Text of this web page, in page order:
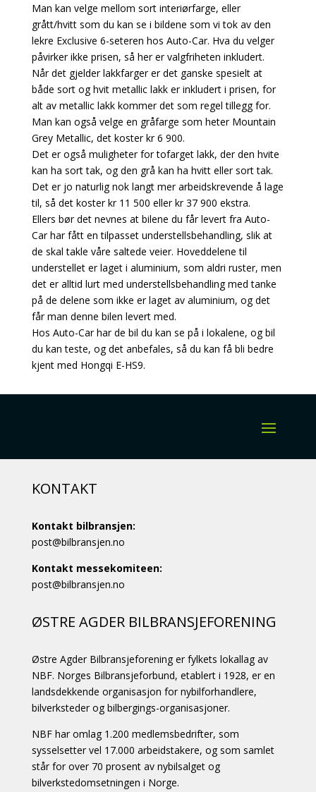
Man kan velge mellom sort interiørfarge, eller
grått/hvitt som du kan se i bildene som vi tok av den
lekre Exclusive 6-seteren hos Auto-Car. Hva du velger
påvirker ikke prisen, så her er valgfriheten inkludert.
Når det gjelder lakkfarger er det ganske spesielt at
både sort og hvit metallic lakk er inkludert i prisen, for
alt av metallic lakk kommer det som regel tillegg for.
Man kan også velge en gråfarge som heter Mountain
Grey Metallic, det koster kr 6 900.
Det er også muligheter for tofarget lakk, der den hvite
kan ha sort tak, og den grå kan ha hvitt eller sort tak.
Det er jo naturlig nok langt mer arbeidskrevende å lage
til, så det koster kr 11 500 eller kr 37 900 ekstra.
Ellers bør det nevnes at bilene du får levert fra Auto-
Car har fått en tilpasset understellsbehandling, slik at
de skal takle våre saltede veier. Hoveddelene til
understellet er laget i aluminium, som aldri ruster, men
det er alltid lurt med understellsbehandling med tanke
på de delene som ikke er laget av aluminium, og det
får man denne bilen levert med.
Hos Auto-Car har de bil du kan se på i lokalene, og bil
du kan teste, og det anbefales, så du kan få bli bedre
kjent med Hongqi E-HS9.
KONTAKT
Kontakt bilbransjen:
post@bilbransjen.no
Kontakt messekomiteen:
post@bilbransjen.no
ØSTRE AGDER BILBRANSJEFORENING
Østre Agder Bilbransjeforening er fylkets lokallag av
NBF. Norges Bilbransjeforbund, etablert i 1928, er en
landsdekkende organisasjon for nybilforhandlere,
bilverksteder og bilbergings-organisasjoner.
NBF har omlag 1.200 medlemsbedrifter, som
sysselsetter vel 17.000 arbeidstakere, og som samlet
står for over 70 prosent av nybilsalget og
bilverkstedomsetningen i Norge.